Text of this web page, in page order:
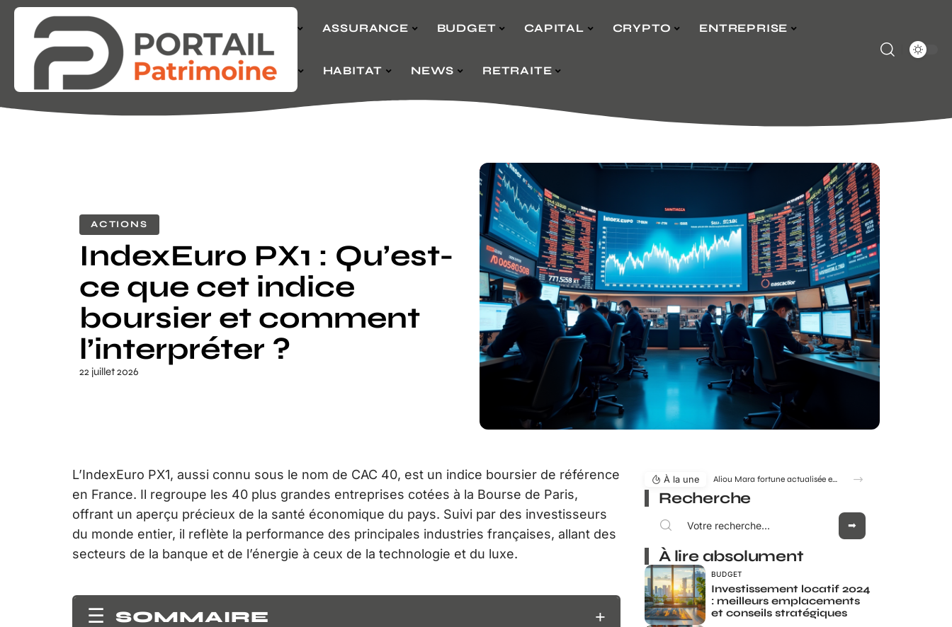
ASSURANCE BUDGET CAPITAL CRYPTO ENTREPRISE
FINANCE HABITAT NEWS RETRAITE
ACTIONS
IndexEuro PX1 : Qu’est-
ce que cet indice
boursier et comment
l’interpréter ?
22 juillet 2026
L’IndexEuro PX1, aussi connu sous le nom de CAC 40, est un indice boursier de référence
en France. Il regroupe les 40 plus grandes entreprises cotées à la Bourse de Paris,
offrant un aperçu précieux de la santé économique du pays. Suivi par des investisseurs
du monde entier, il reflète la performance des principales industries françaises, allant des
secteurs de la banque et de l’énergie à ceux de la technologie et du luxe.
SOMMAIRE
À la une Aliou Mara fortune actualisée en 2026 : estimation, évolution et enjeux
Recherche
À lire absolument
BUDGET
Investissement locatif 2024
: meilleurs emplacements
et conseils stratégiques